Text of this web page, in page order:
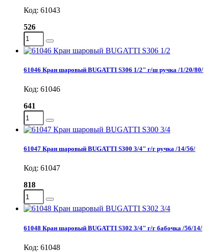
Код: 61043
526
61046 Кран шаровый BUGATTI S306 1/2" г/ш ручка /1/20/80/
Код: 61046
641
61047 Кран шаровый BUGATTI S300 3/4" г/г ручка /14/56/
Код: 61047
818
61048 Кран шаровый BUGATTI S302 3/4" г/г бабочка /56/14/
Код: 61048